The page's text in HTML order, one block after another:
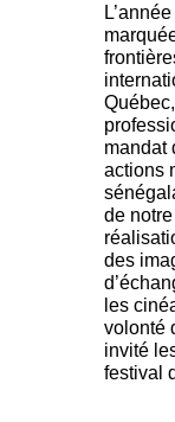
Québec,
mandat
actions
de
des
les
volonté
invité
festival